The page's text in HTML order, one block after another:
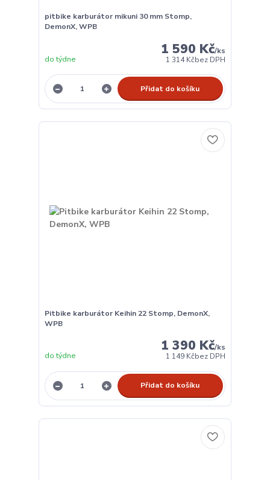
pitbike karburátor mikuni 30 mm Stomp,
DemonX, WPB
1 590 Kč/ks
1 314 Kčbez DPH
do týdne
Přidat do košíku
Pitbike karburátor Keihin 22 Stomp, DemonX,
WPB
1 390 Kč/ks
1 149 Kčbez DPH
do týdne
Přidat do košíku